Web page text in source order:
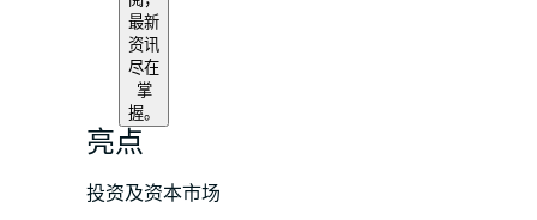
最新
资讯
尽在
掌
握。
亮点
投资及资本市场